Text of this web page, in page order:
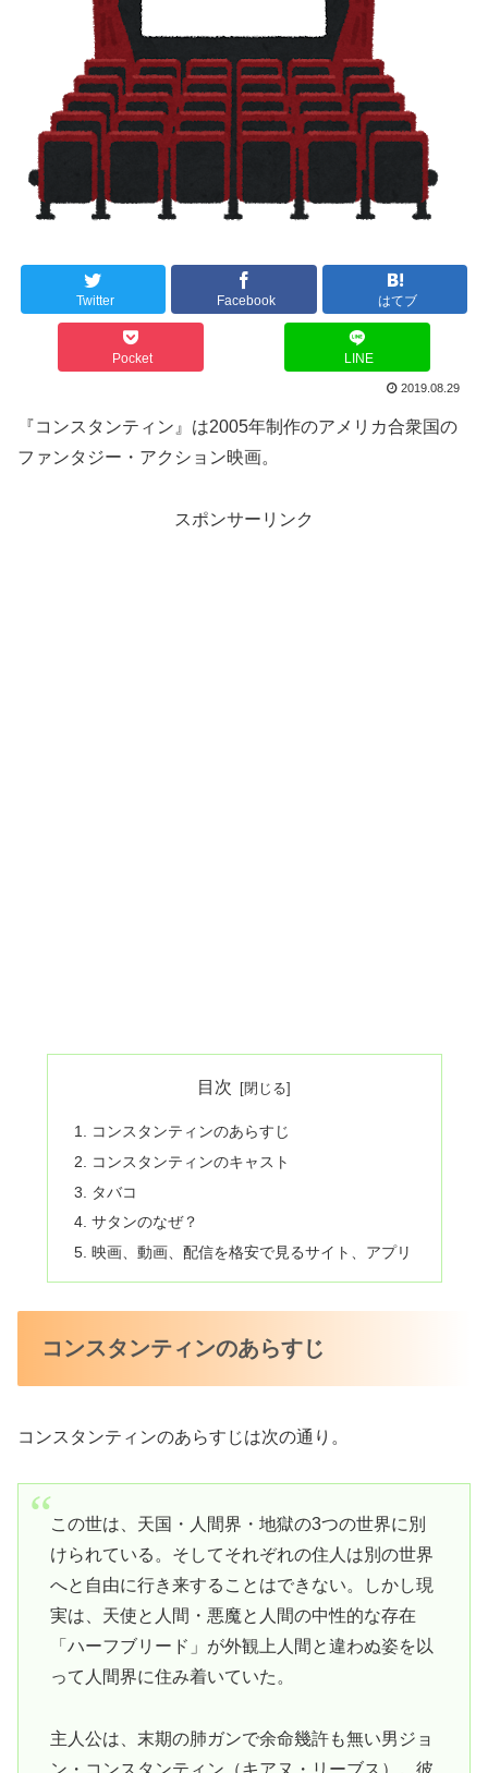
Twitter Facebook はてブ
Pocket LINE
2019.08.29
『コンスタンティン』は2005年制作のアメリカ合衆国の
ファンタジー・アクション映画。
スポンサーリンク
目次
コンスタンティンのあらすじ
コンスタンティンのキャスト
タバコ
サタンのなぜ？
映画、動画、配信を格安で見るサイト、アプリ
コンスタンティンのあらすじ
コンスタンティンのあらすじは次の通り。
この世は、天国・人間界・地獄の3つの世界に別
けられている。そしてそれぞれの住人は別の世界
へと自由に行き来することはできない。しかし現
実は、天使と人間・悪魔と人間の中性的な存在
「ハーフブリード」が外観上人間と違わぬ姿を以
って人間界に住み着いていた。
主人公は、末期の肺ガンで余命幾許も無い男ジョ
ン・コンスタンティン（キアヌ・リーブス）。彼